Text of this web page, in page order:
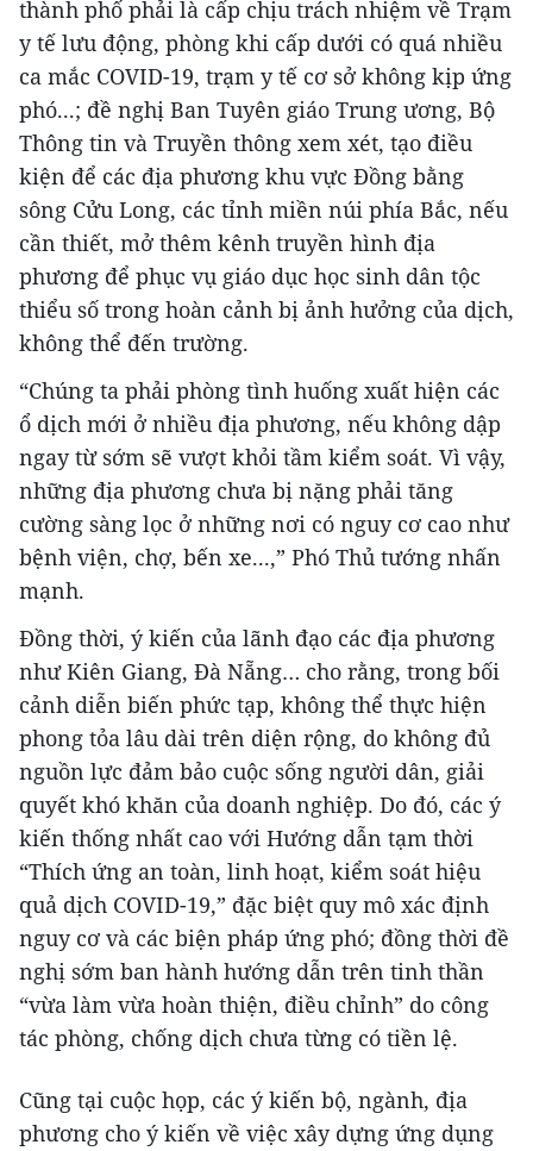
thành phố phải là cấp chịu trách nhiệm về Trạm
y tế lưu động, phòng khi cấp dưới có quá nhiều
ca mắc COVID-19, trạm y tế cơ sở không kịp ứng
phó...; đề nghị Ban Tuyên giáo Trung ương, Bộ
Thông tin và Truyền thông xem xét, tạo điều
kiện để các địa phương khu vực Đồng bằng
sông Cửu Long, các tỉnh miền núi phía Bắc, nếu
cần thiết, mở thêm kênh truyền hình địa
phương để phục vụ giáo dục học sinh dân tộc
thiểu số trong hoàn cảnh bị ảnh hưởng của dịch,
không thể đến trường.
“Chúng ta phải phòng tình huống xuất hiện các
ổ dịch mới ở nhiều địa phương, nếu không dập
ngay từ sớm sẽ vượt khỏi tầm kiểm soát. Vì vậy,
những địa phương chưa bị nặng phải tăng
cường sàng lọc ở những nơi có nguy cơ cao như
bệnh viện, chợ, bến xe...,” Phó Thủ tướng nhấn
mạnh.
Đồng thời, ý kiến của lãnh đạo các địa phương
như Kiên Giang, Đà Nẵng… cho rằng, trong bối
cảnh diễn biến phức tạp, không thể thực hiện
phong tỏa lâu dài trên diện rộng, do không đủ
nguồn lực đảm bảo cuộc sống người dân, giải
quyết khó khăn của doanh nghiệp. Do đó, các ý
kiến thống nhất cao với Hướng dẫn tạm thời
“Thích ứng an toàn, linh hoạt, kiểm soát hiệu
quả dịch COVID-19,” đặc biệt quy mô xác định
nguy cơ và các biện pháp ứng phó; đồng thời đề
nghị sớm ban hành hướng dẫn trên tinh thần
“vừa làm vừa hoàn thiện, điều chỉnh” do công
tác phòng, chống dịch chưa từng có tiền lệ.
Cũng tại cuộc họp, các ý kiến bộ, ngành, địa
phương cho ý kiến về việc xây dựng ứng dụng